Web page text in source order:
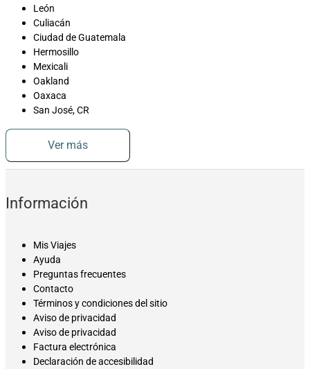
León
Culiacán
Ciudad de Guatemala
Hermosillo
Mexicali
Oakland
Oaxaca
San José, CR
Ver más
Información
Mis Viajes
Ayuda
Preguntas frecuentes
Contacto
Términos y condiciones del sitio
Aviso de privacidad
Aviso de privacidad
Factura electrónica
Declaración de accesibilidad